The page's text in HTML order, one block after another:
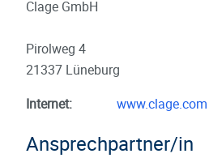
Clage GmbH
Pirolweg 4
21337 Lüneburg
Internet:
www.clage.com
Ansprechpartner/in